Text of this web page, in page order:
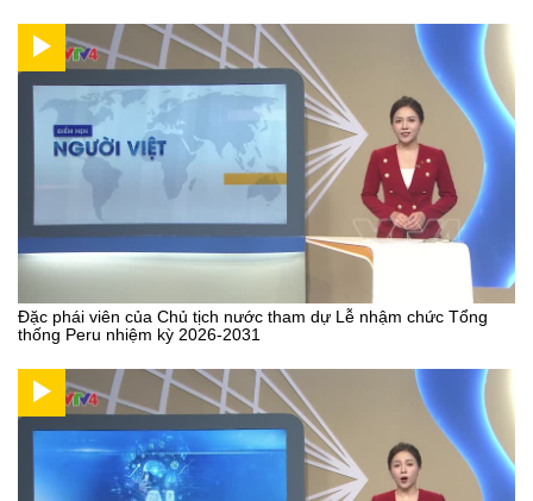
Đặc phái viên của Chủ tịch nước tham dự Lễ nhậm chức Tổng
thống Peru nhiệm kỳ 2026-2031